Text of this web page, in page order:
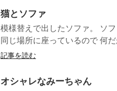
猫とソファ
模様替えで出したソファ。 ソ
同じ場所に座っているので 何
記事を読む
オシャレなみーちゃん